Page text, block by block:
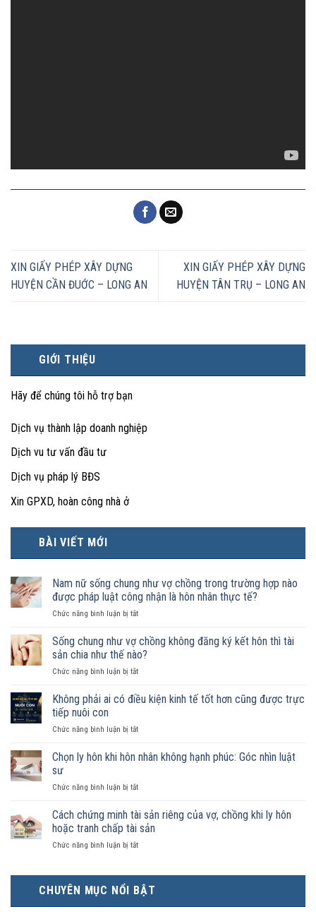
GIỚI THIỆU
Hãy để chúng tôi hỗ trợ bạn
Dịch vụ thành lập doanh nghiệp
Dịch vu tư vấn đầu tư
Dịch vụ pháp lý BĐS
Xin GPXD, hoàn công nhà ở
BÀI VIẾT MỚI
Nam nữ sống chung như vợ chồng trong trường hợp nào
được pháp luật công nhận là hôn nhân thực tế?
Chức năng bình luận bị tắtở
nữ
sống
chung
như
chồng
hợp
được
công
là
hôn
Sống chung như vợ chồng không đăng ký kết hôn thì tài
sản chia như thế nào?
Chức năng bình luận bị tắtở
chung
chồng
đăng
hôn
tài
sản
như
nào?
Không phải ai có điều kiện kinh tế tốt hơn cũng được trực
tiếp nuôi con
Chức năng bình luận bị tắtở
phải
điều
kinh
tế
hơn
trực
tiếp
nuôi
Chọn ly hôn khi hôn nhân không hạnh phúc: Góc nhìn luật
sư
Chức năng bình luận bị tắtở
ly
hôn
khi
hôn
hạnh
phúc:
Góc
Cách chứng minh tài sản riêng của vợ, chồng khi ly hôn
hoặc tranh chấp tài sản
Chức năng bình luận bị tắtở
tài
sản
CHUYÊN MỤC NỔI BẬT
XIN GIẤY PHÉP XÂY DỰNG
HUYỆN CẦN ĐUỚC – LONG AN
XIN GIẤY PHÉP XÂY DỰNG
HUYỆN TÂN TRỤ – LONG AN